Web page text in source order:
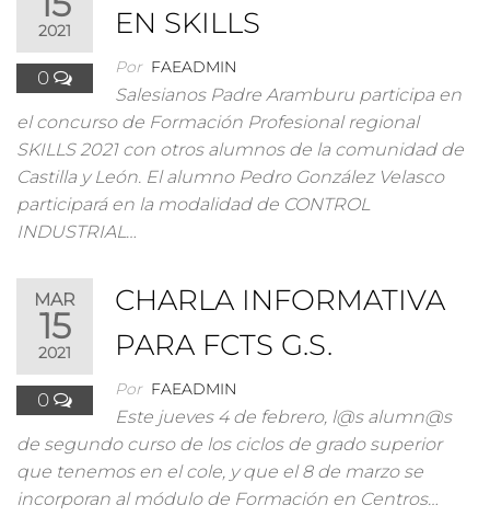
2021
0
EN SKILLS
Por FAEADMIN
Salesianos Padre Aramburu participa en
el concurso de Formación Profesional regional
SKILLS 2021 con otros alumnos de la comunidad de
Castilla y León. El alumno Pedro González Velasco
participará en la modalidad de CONTROL
INDUSTRIAL…
MAR
15
2021
0
CHARLA INFORMATIVA
PARA FCTS G.S.
Por FAEADMIN
Este jueves 4 de febrero, l@s alumn@s
de segundo curso de los ciclos de grado superior
que tenemos en el cole, y que el 8 de marzo se
incorporan al módulo de Formación en Centros…